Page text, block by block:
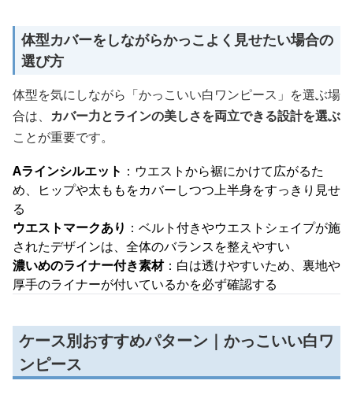
体型カバーをしながらかっこよく見せたい場合の
選び方
体型を気にしながら「かっこいい白ワンピース」を選ぶ場
合は、 カバー力とラインの美しさを両立できる設計を選ぶ
ことが重要です。
Aラインシルエット ：ウエストから裾にかけて広がるた
め、ヒップや太ももをカバーしつつ上半身をすっきり見せ
る
ウエストマークあり ：ベルト付きやウエストシェイプが施
されたデザインは、全体のバランスを整えやすい
濃いめのライナー付き素材：白は透けやすいため、裏地や
厚手のライナーが付いているかを必ず確認する
ケース別おすすめパターン｜かっこいい白ワ
ンピース